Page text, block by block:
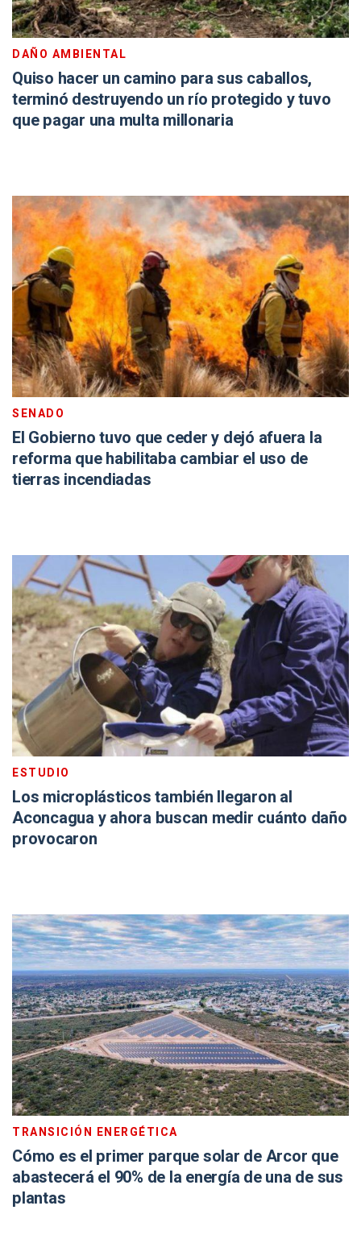
DAÑO AMBIENTAL
Quiso hacer un camino para sus caballos,
terminó destruyendo un río protegido y tuvo
que pagar una multa millonaria
SENADO
El Gobierno tuvo que ceder y dejó afuera la
reforma que habilitaba cambiar el uso de
tierras incendiadas
ESTUDIO
Los microplásticos también llegaron al
Aconcagua y ahora buscan medir cuánto daño
provocaron
TRANSICIÓN ENERGÉTICA
Cómo es el primer parque solar de Arcor que
abastecerá el 90% de la energía de una de sus
plantas